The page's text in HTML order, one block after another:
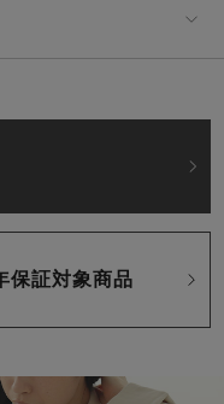
保証対象商品